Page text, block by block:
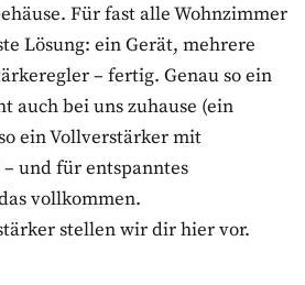
Für fast alle Wohnzimmer
Lösung: ein Gerät, mehrere
– fertig. Genau so ein
auch bei uns zuhause (ein
ein Vollverstärker mit
und für entspanntes
vollkommen.
stellen wir dir hier vor.